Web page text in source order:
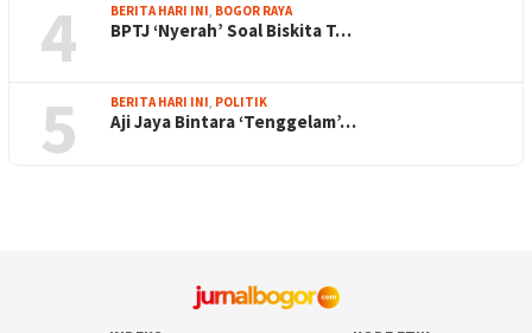
4 BERITA HARI INI, BOGOR RAYA
BPTJ ‘Nyerah’ Soal Biskita T…
5 BERITA HARI INI, POLITIK
Aji Jaya Bintara ‘Tenggelam’…